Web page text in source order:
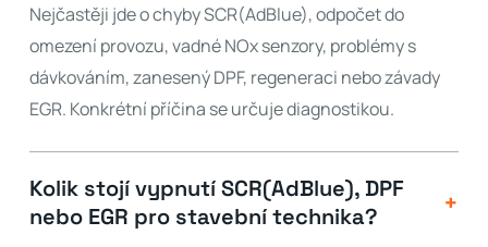
Nejčastěji jde o chyby SCR(AdBlue), odpočet do
omezení provozu, vadné NOx senzory, problémy s
dávkováním, zanesený DPF, regeneraci nebo závady
EGR. Konkrétní příčina se určuje diagnostikou.
Kolik stojí vypnutí SCR(AdBlue), DPF
nebo EGR pro stavební technika?
+